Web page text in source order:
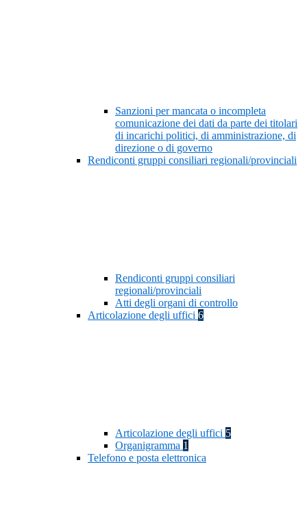
Sanzioni per mancata o incompleta
comunicazione dei dati da parte dei titolari
di incarichi politici, di amministrazione, di
direzione o di governo
Rendiconti gruppi consiliari regionali/provinciali
Rendiconti gruppi consiliari
regionali/provinciali
Atti degli organi di controllo
Articolazione degli uffici 6
Articolazione degli uffici 5
Organigramma 1
Telefono e posta elettronica